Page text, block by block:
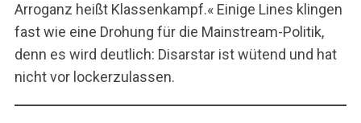
Arroganz heißt Klassenkampf.« Einige Lines klingen
fast wie eine Drohung für die Mainstream-Politik,
denn es wird deutlich: Disarstar ist wütend und hat
nicht vor lockerzulassen.